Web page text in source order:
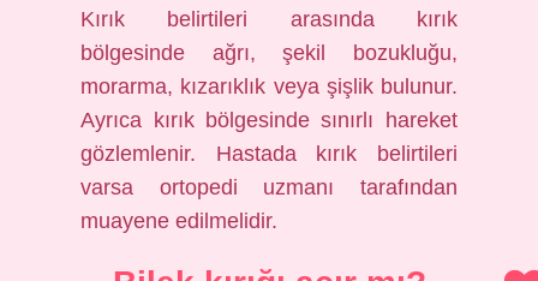
Kırık belirtileri arasında kırık
bölgesinde ağrı, şekil bozukluğu,
morarma, kızarıklık veya şişlik bulunur.
Ayrıca kırık bölgesinde sınırlı hareket
gözlemlenir. Hastada kırık belirtileri
varsa ortopedi uzmanı tarafından
muayene edilmelidir.